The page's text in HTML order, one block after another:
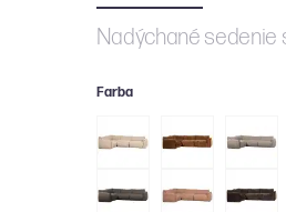
Nadýchané sedenie
Farba